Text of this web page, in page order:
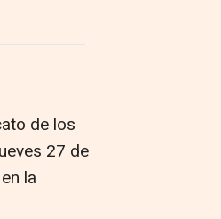
de los
27 de
la